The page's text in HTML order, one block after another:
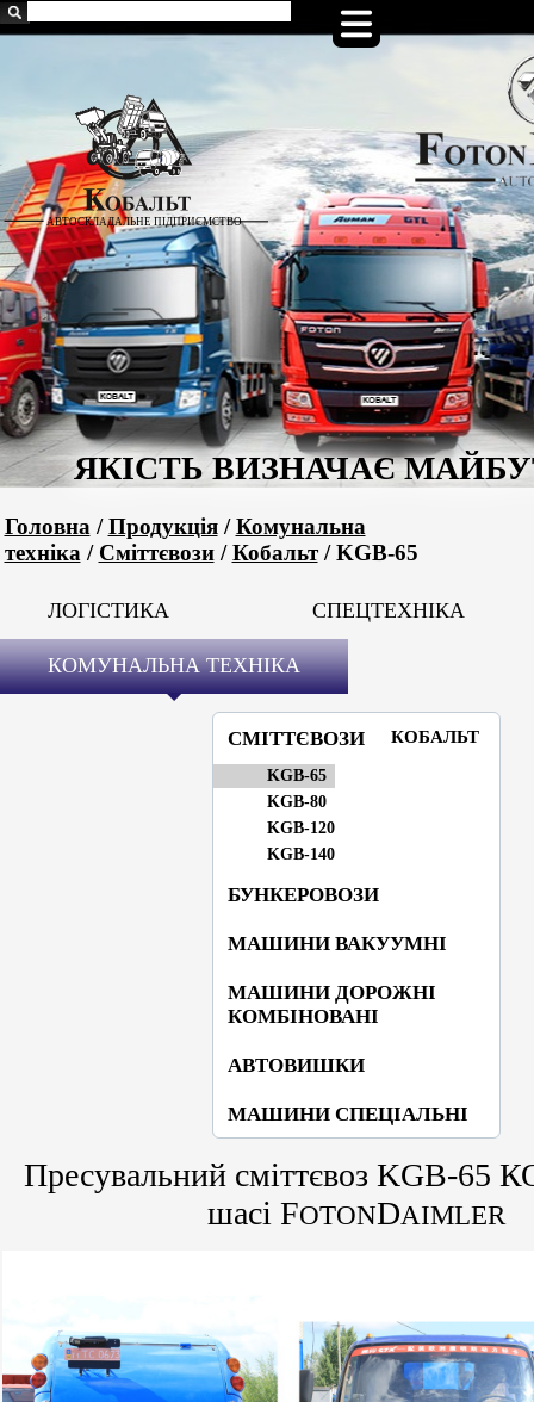
Головна /Продукція/Комунальна
техніка / Сміттєвози/Кобальт/ KGB-65
ЛОГІСТИКА СПЕЦТЕХНІКА
КОМУНАЛЬНА ТЕХНІКА
СМІТТЄВОЗИ КОБАЛЬТ
KGB-65
KGB-80
KGB-120
KGB-140
БУНКЕРОВОЗИ
МАШИНИ ВАКУУМНІ
МАШИНИ ДОРОЖНІ
КОМБІНОВАНІ
АВТОВИШКИ
МАШИНИ СПЕЦІАЛЬНІ
Пресувальний сміттєвоз KGB-65
шасі FOTONDAIMLER